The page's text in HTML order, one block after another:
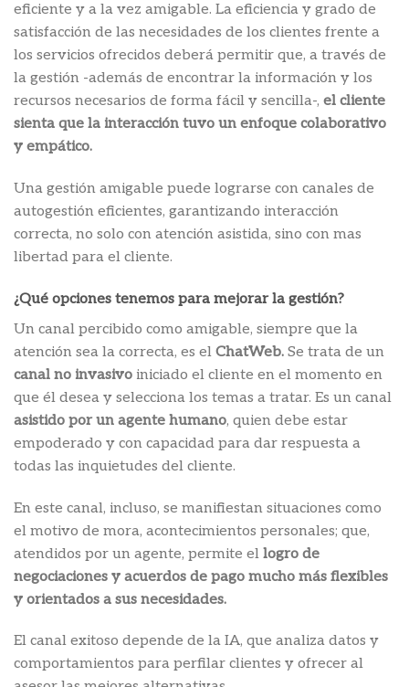
eficiente y a la vez amigable. La eficiencia y grado de
satisfacción de las necesidades de los clientes frente a
los servicios ofrecidos deberá permitir que, a través de
la gestión -además de encontrar la información y los
recursos necesarios de forma fácil y sencilla-, el cliente
sienta que la interacción tuvo un enfoque colaborativo
y empático.
Una gestión amigable puede lograrse con canales de
autogestión eficientes, garantizando interacción
correcta, no solo con atención asistida, sino con mas
libertad para el cliente.
¿Qué opciones tenemos para mejorar la gestión?
Un canal percibido como amigable, siempre que la
atención sea la correcta, es el ChatWeb. Se trata de un
canal no invasivo iniciado el cliente en el momento en
que él desea y selecciona los temas a tratar. Es un canal
asistido por un agente humano, quien debe estar
empoderado y con capacidad para dar respuesta a
todas las inquietudes del cliente.
En este canal, incluso, se manifiestan situaciones como
el motivo de mora, acontecimientos personales; que,
atendidos por un agente, permite el logro de
negociaciones y acuerdos de pago mucho más flexibles
y orientados a sus necesidades.
El canal exitoso depende de la IA, que analiza datos y
comportamientos para perfilar clientes y ofrecer al